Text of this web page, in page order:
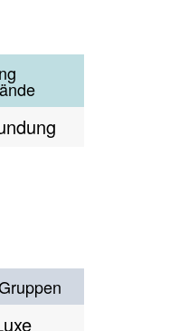
Reise
für